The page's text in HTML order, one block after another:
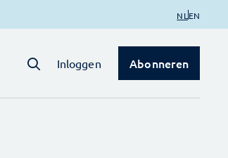
NL EN
Inloggen Abonneren